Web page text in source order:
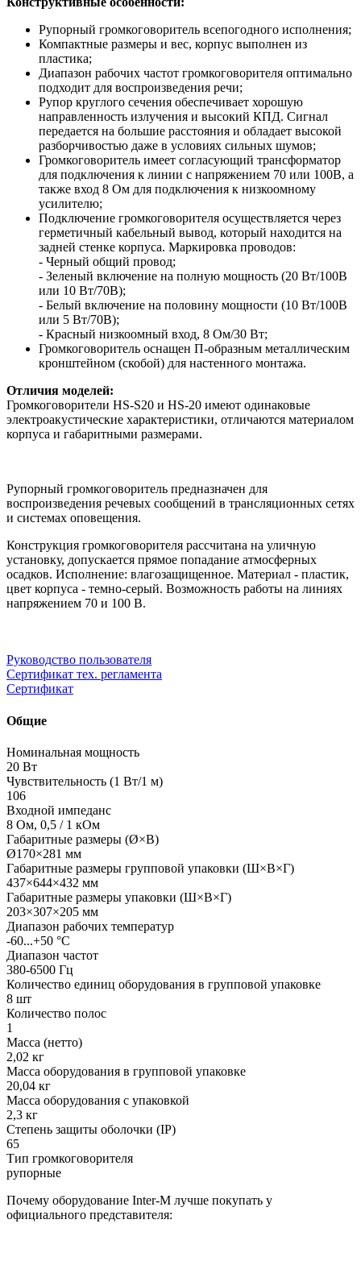
Рупорный громкоговоритель всепогодного исполнения;
Компактные размеры и вес, корпус выполнен из
пластика;
Диапазон рабочих частот громкоговорителя оптимально
подходит для воспроизведения речи;
Рупор круглого сечения обеспечивает хорошую
направленность излучения и высокий КПД. Сигнал
передается на большие расстояния и обладает высокой
разборчивостью даже в условиях сильных шумов;
Громкоговоритель имеет согласующий трансформатор
для подключения к линии с напряжением 70 или 100В, а
также вход 8 Ом для подключения к низкоомному
усилителю;
Подключение громкоговорителя осуществляется через
герметичный кабельный вывод, который находится на
задней стенке корпуса. Маркировка проводов:
- Черный общий провод;
- Зеленый включение на полную мощность (20 Вт/100В
или 10 Вт/70В);
- Белый включение на половину мощности (10 Вт/100В
или 5 Вт/70В);
- Красный низкоомный вход, 8 Ом/30 Вт;
Громкоговоритель оснащен П-образным металлическим
кронштейном (скобой) для настенного монтажа.
Отличия моделей:
Громкоговорители HS-S20 и HS-20 имеют одинаковые
электроакустические характеристики, отличаются материалом
корпуса и габаритными размерами.
Рупорный громкоговоритель предназначен для
воспроизведения речевых сообщений в трансляционных сетях
и системах оповещения.
Конструкция громкоговорителя рассчитана на уличную
установку, допускается прямое попадание атмосферных
осадков. Исполнение: влагозащищенное. Материал - пластик,
цвет корпуса - темно-серый. Возможность работы на линиях
напряжением 70 и 100 В.
Руководство пользователя
Сертификат тех. регламента
Сертификат
Общие
Номинальная мощность
20 Вт
Чувствительность (1 Вт/1 м)
106
Входной импеданс
8 Ом, 0,5 / 1 кОм
Габаритные размеры (Ø×В)
Ø170×281 мм
Габаритные размеры групповой упаковки (Ш×В×Г)
437×644×432 мм
Габаритные размеры упаковки (Ш×В×Г)
203×307×205 мм
Диапазон рабочих температур
-60...+50 °С
Диапазон частот
380-6500 Гц
Количество единиц оборудования в групповой упаковке
8 шт
Количество полос
1
Масса (нетто)
2,02 кг
Масса оборудования в групповой упаковке
20,04 кг
Масса оборудования с упаковкой
2,3 кг
Степень защиты оболочки (IP)
65
Тип громкоговорителя
рупорные
Почему оборудование Inter-M лучше покупать у
официального представителя: